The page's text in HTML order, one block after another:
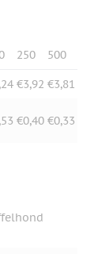
250 500
€3,92 €3,81
€0,40 €0,33